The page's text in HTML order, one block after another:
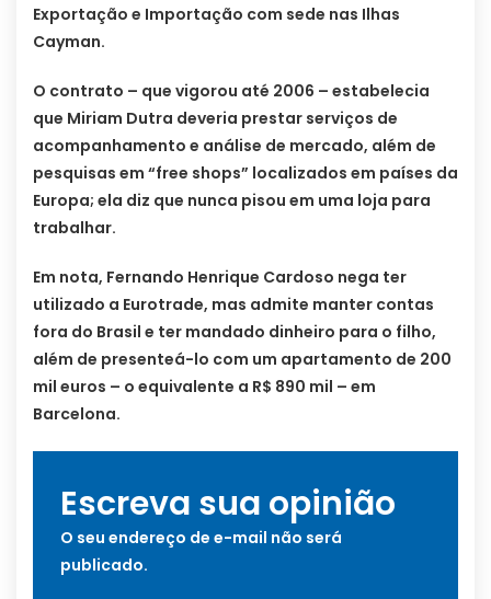
Exportação e Importação com sede nas Ilhas
Cayman.
O contrato – que vigorou até 2006 – estabelecia
que Miriam Dutra deveria prestar serviços de
acompanhamento e análise de mercado, além de
pesquisas em “free shops” localizados em países da
Europa; ela diz que nunca pisou em uma loja para
trabalhar.
Em nota, Fernando Henrique Cardoso nega ter
utilizado a Eurotrade, mas admite manter contas
fora do Brasil e ter mandado dinheiro para o filho,
além de presenteá-lo com um apartamento de 200
mil euros – o equivalente a R$ 890 mil – em
Barcelona.
Escreva sua opinião
O seu endereço de e-mail não será
publicado.